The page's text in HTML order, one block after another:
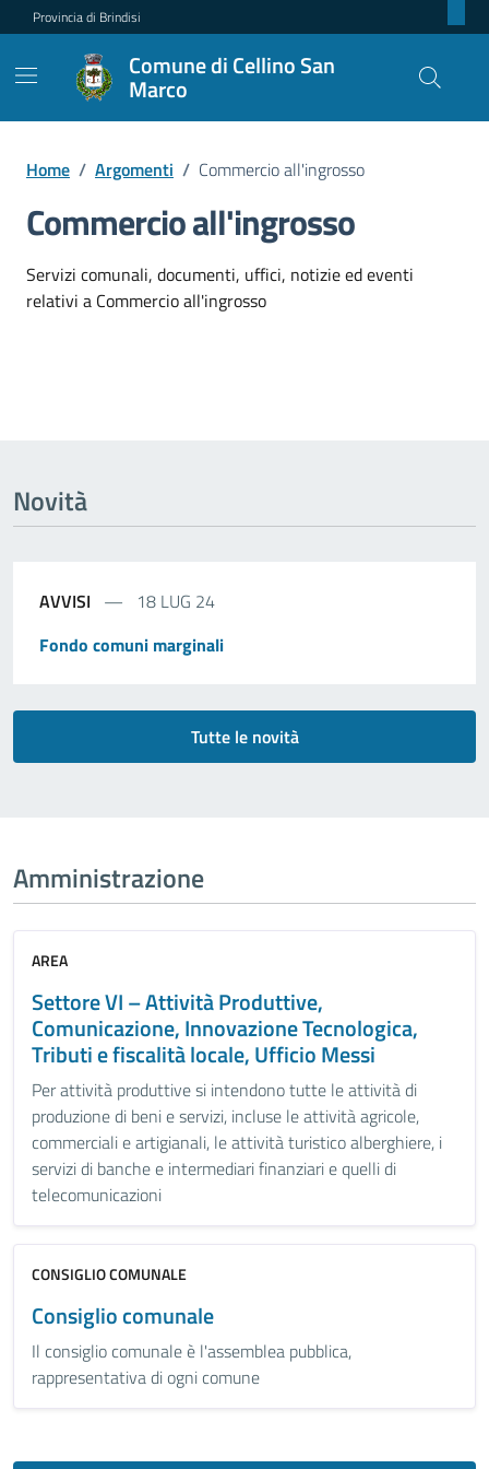
Provincia di Brindisi
Comune di Cellino San
Marco
Home / Argomenti / Commercio all'ingrosso
Commercio all'ingrosso
Dettagli dell'argomento
Servizi comunali, documenti, uffici, notizie ed eventi
relativi a Commercio all'ingrosso
Novità
AVVISI
18 LUG 24
Fondo comuni marginali
Tutte le novità
Amministrazione
AREA
Settore VI – Attività Produttive,
Comunicazione, Innovazione Tecnologica,
Tributi e fiscalità locale, Ufficio Messi
Per attività produttive si intendono tutte le attività di
produzione di beni e servizi, incluse le attività agricole,
commerciali e artigianali, le attività turistico alberghiere, i
servizi di banche e intermediari finanziari e quelli di
telecomunicazioni
CONSIGLIO COMUNALE
Consiglio comunale
Il consiglio comunale è l'assemblea pubblica,
rappresentativa di ogni comune